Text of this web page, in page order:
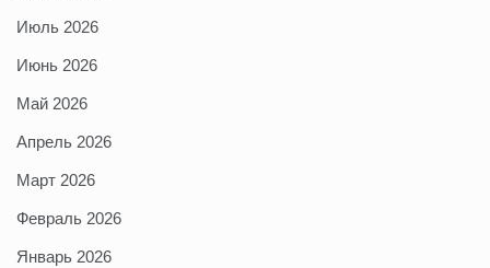
Июль 2026
Июнь 2026
Май 2026
Апрель 2026
Март 2026
Февраль 2026
Январь 2026